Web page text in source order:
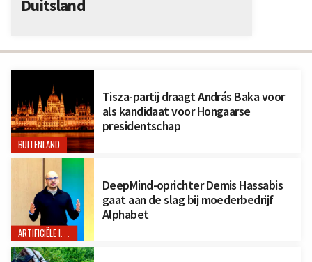
BUITENLAND
Tisza-partij draagt András Baka voor
als kandidaat voor Hongaarse
presidentschap
ARTIFICIËLE INTELLIGENTIE
DeepMind-oprichter Demis Hassabis
gaat aan de slag bij moederbedrijf
Alphabet
Duitsland